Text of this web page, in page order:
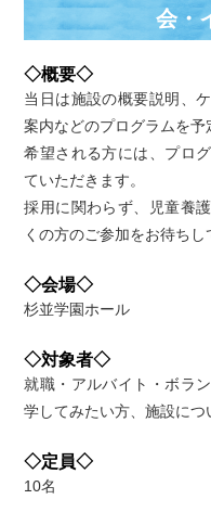
会・
◇概要◇
当日は施設の概要説明、
案内などのプログラムを予
希望される方には、プロ
ていただきます。
採用に関わらず、児童養
くの方のご参加をお待ちし
◇会場◇
杉並学園ホール
◇対象者◇
就職・アルバイト・ボラ
学してみたい方、施設に
◇定員◇
10名